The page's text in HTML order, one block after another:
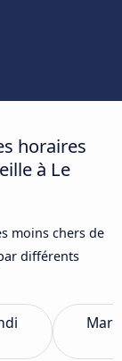
horaires
à Le
moins chers de
différents